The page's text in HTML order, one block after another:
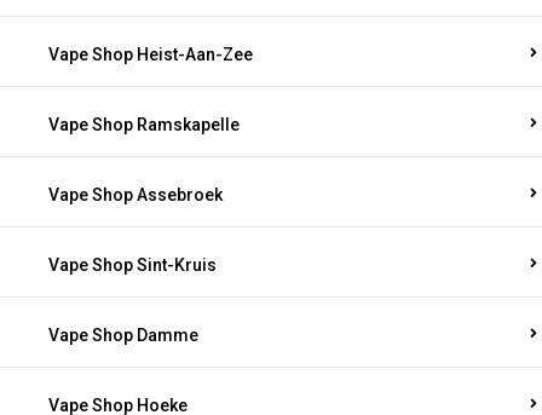
Vape Shop Heist-Aan-Zee
Vape Shop Ramskapelle
Vape Shop Assebroek
Vape Shop Sint-Kruis
Vape Shop Damme
Vape Shop Hoeke